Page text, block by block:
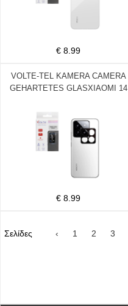
€ 8.99
VOLTE-TEL KAMERA CAMERA
GEHARTETES GLASXIAOMI 14
CURVED BLACK
€ 8.99
Σελίδες ‹ 1 2 3